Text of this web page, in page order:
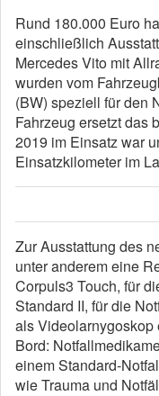
Rund 180.000 Euro
einschließlich
Mercedes Vito mit
wurden vom
(BW) speziell für den
Fahrzeug ersetzt das
2019 im Einsatz war
Einsatzkilometer im
Zur Ausstattung des
unter anderem eine
Corpuls3 Touch, für
Standard II, für die
als Videolarnygoskop
Bord:
einem Standard-
wie Trauma und